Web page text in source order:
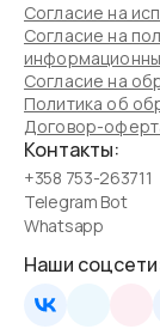
Согласие на
Согласие на
Согласие на
Политика об
Договор-
Контакты:
+358 753-263711
Telegram Bot
Whatsapp
Наши